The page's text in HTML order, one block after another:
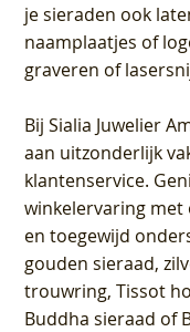
je sieraden ook
naamplaatjes of
graveren of
BijSialia Juwelier
aan uitzonderlijk
klantenservice.
winkelervaring met
en toegewijd
gouden sieraad,
trouwring, Tissot
Buddha sieraad of